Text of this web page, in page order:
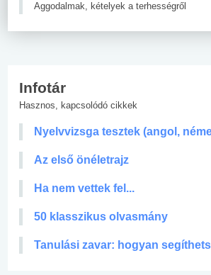
Aggodalmak, kételyek a terhességről
Infotár
Hasznos, kapcsolódó cikkek
Nyelvvizsga tesztek (angol,
Az első önéletrajz
Ha nem vettek fel...
50 klasszikus olvasmány
Tanulási zavar: hogyan